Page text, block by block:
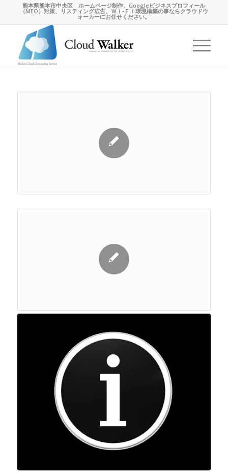
熊本県熊本市中央区 ホームページ制作、Googleビジネスプロフィール
（MEO）対策、リスティング広告、Ｗｉ-Ｆｉ環境構築の事ならクラウドウ
ォーカーにお任せください。